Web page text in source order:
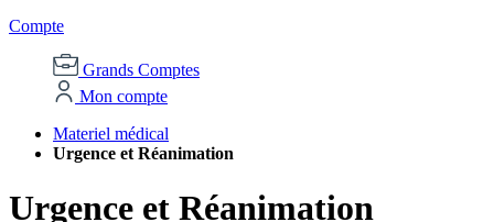
Compte
Grands Comptes
Mon compte
Materiel médical
Urgence et Réanimation
Urgence et Réanimation